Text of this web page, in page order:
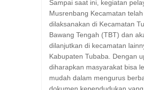
Sampai saat ini, kegiatan
Musrenbang Kecamatan telah
dilaksanakan di Kecamatan
Bawang Tengah (TBT) dan
dilanjutkan di kecamatan
Kabupaten Tubaba. Dengan
diharapkan masyarakat bisa
mudah dalam mengurus